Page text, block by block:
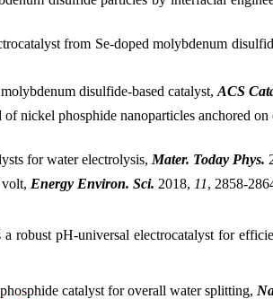
from Se-doped molybdenum
disulfide-based catalyst, ACS
nickel phosphide nanoparticles anchored
for water electrolysis, Mater. Today Phys.
Energy Environ. Sci. 2018, 11, 2858-
a robust pH-universal electrocatalyst for
catalyst for overall water splitting,